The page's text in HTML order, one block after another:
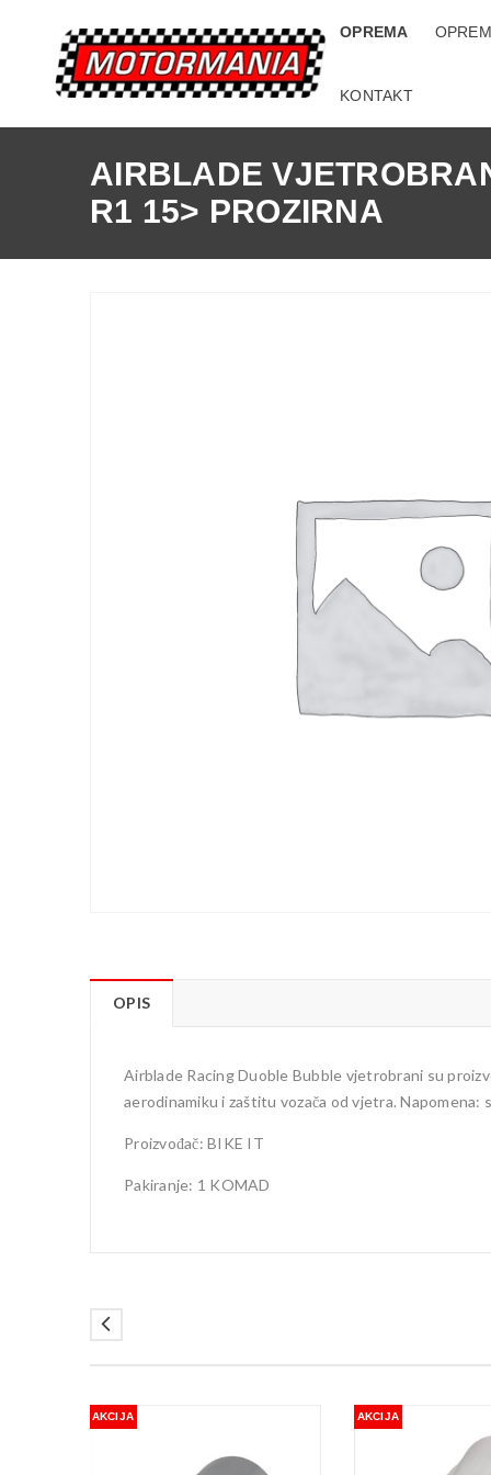
OPREMA
KONTAKT
AIRBLADE
R1 15> PROZIRNA
OPIS
Airblade Racing Duoble Bubble vjetrobrani su
aerodinamiku i zaštitu vozača od vjetra.
Proizvođač: BIKE IT
Pakiranje: 1 KOMAD
AKCIJA AKCIJA